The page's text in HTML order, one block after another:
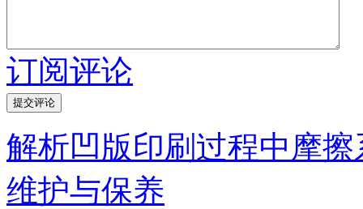
订阅评论
解析凹版印刷过程中摩
维护与保养